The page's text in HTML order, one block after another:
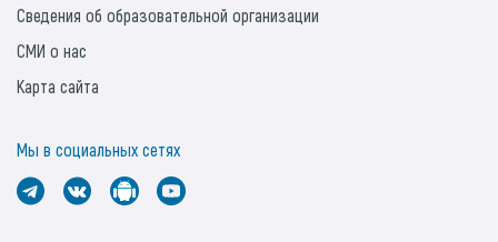
Сведения об образовательной организации
СМИ о нас
Карта сайта
Мы в социальных сетях